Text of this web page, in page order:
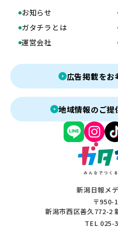
新潟日報メ
〒950-
新潟市西区善久772-2
TEL 025-
お知らせ
ガタチラとは
運営会社
広告掲載をお
地域情報のご提